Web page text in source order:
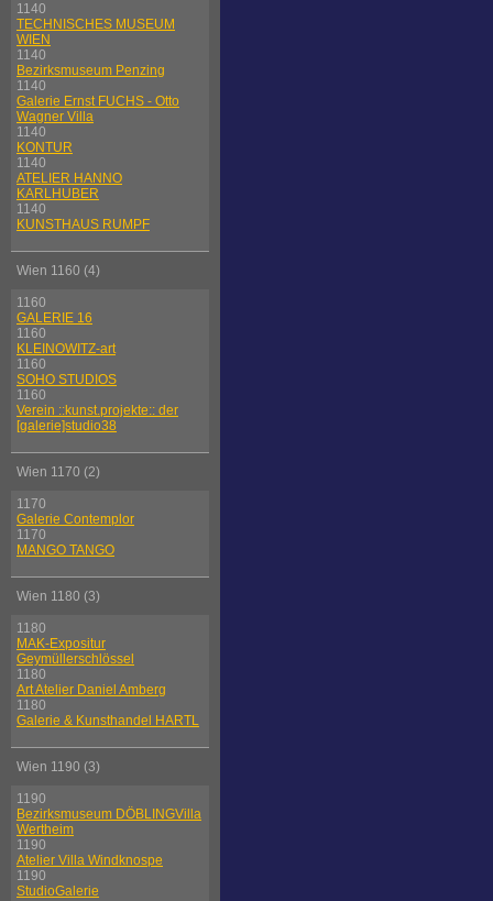
1140
TECHNISCHES MUSEUM
WIEN
1140
Bezirksmuseum Penzing
1140
Galerie Ernst FUCHS - Otto
Wagner Villa
1140
KONTUR
1140
ATELIER HANNO
KARLHUBER
1140
KUNSTHAUS RUMPF
Wien 1160 (4)
1160
GALERIE 16
1160
KLEINOWITZ-art
1160
SOHO STUDIOS
1160
Verein ::kunst.projekte:: der
[galerie]studio38
Wien 1170 (2)
1170
Galerie Contemplor
1170
MANGO TANGO
Wien 1180 (3)
1180
MAK-Expositur
Geymüllerschlössel
1180
Art Atelier Daniel Amberg
1180
Galerie & Kunsthandel HARTL
Wien 1190 (3)
1190
Bezirksmuseum DÖBLINGVilla
Wertheim
1190
Atelier Villa Windknospe
1190
StudioGalerie